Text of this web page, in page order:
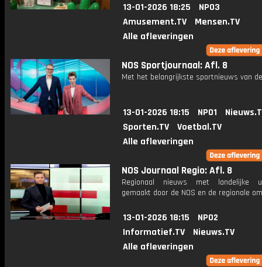
13-01-2026 18:25
NPO3
Amusement.TV
Mensen.TV
Alle afleveringen
NOS Sportjournaal: Afl. 8
Met het belangrijkste sportnieuws van
13-01-2026 18:15 NPO1
Sporten.TV
Voetbal.TV
Alle afleveringen
NOS Journaal Regio: Afl. 8
Regionaal nieuws met landelijke
gemaakt door de NOS en de regionale
13-01-2026 18:15
NPO2
Informatief.TV
Nieuws.TV
Alle afleveringen